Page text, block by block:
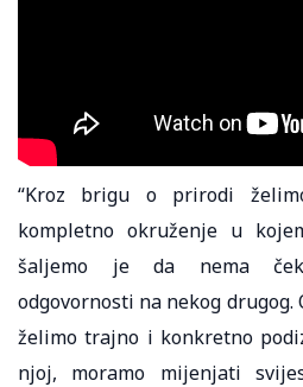
“Kroz brigu o prirodi
kompletno okruženje u
šaljemo je da nema
odgovornosti na nekog drugog.
želimo trajno i konkretno
njoj, moramo mijenjati